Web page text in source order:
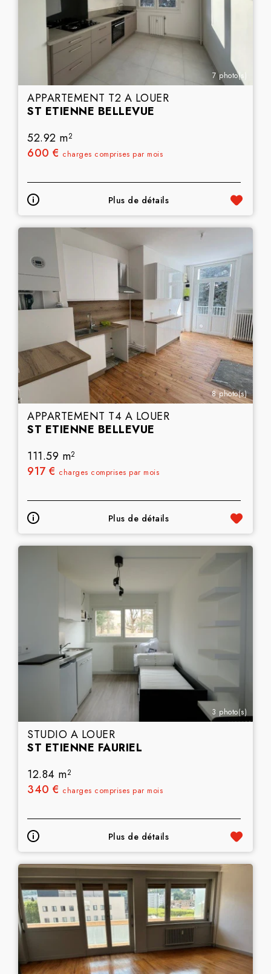
7 photo(s)
APPARTEMENT T2 A LOUER
ST ETIENNE BELLEVUE
52.92 m2
600 € charges comprises par mois
Plus de détails
8 photo(s)
APPARTEMENT T4 A LOUER
ST ETIENNE BELLEVUE
111.59 m2
917 € charges comprises par mois
Plus de détails
3 photo(s)
STUDIO A LOUER
ST ETIENNE FAURIEL
12.84 m2
340 € charges comprises par mois
Plus de détails